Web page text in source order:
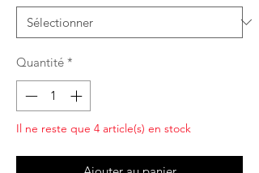
Quantité *
Il ne reste que 4 article(s) en stock